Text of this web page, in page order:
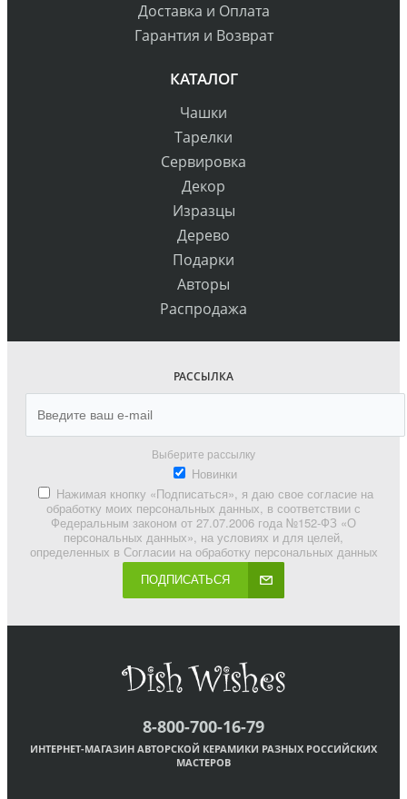
Доставка и Оплата
Гарантия и Возврат
КАТАЛОГ
Чашки
Тарелки
Сервировка
Декор
Изразцы
Дерево
Подарки
Авторы
Распродажа
РАССЫЛКА
Выберите рассылку
Новинки
Нажимая кнопку «Подписаться», я даю свое согласие на
обработку моих персональных данных, в соответствии с
Федеральным законом от 27.07.2006 года №152-ФЗ «О
персональных данных», на условиях и для целей,
определенных в Согласии на обработку персональных данных
ПОДПИСАТЬСЯ
8-800-700-16-79
ИНТЕРНЕТ-МАГАЗИН АВТОРСКОЙ КЕРАМИКИ РАЗНЫХ РОССИЙСКИХ
МАСТЕРОВ